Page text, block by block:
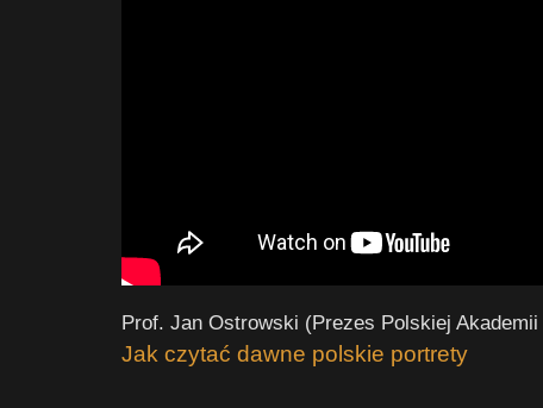
Prof. Jan Ostrowski (Prezes Polskiej
Jak czytać dawne polskie portrety